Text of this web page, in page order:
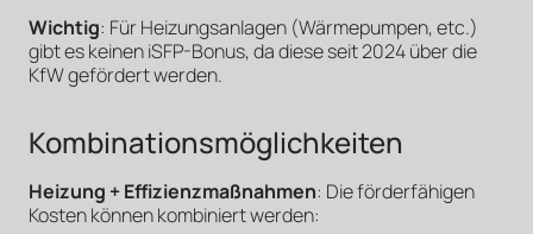
Wichtig: Für Heizungsanlagen (Wärmepumpen, etc.)
gibt es keinen iSFP-Bonus, da diese seit 2024 über die
KfW gefördert werden.
Kombinationsmöglichkeiten
Heizung + Effizienzmaßnahmen: Die förderfähigen
Kosten können kombiniert werden: